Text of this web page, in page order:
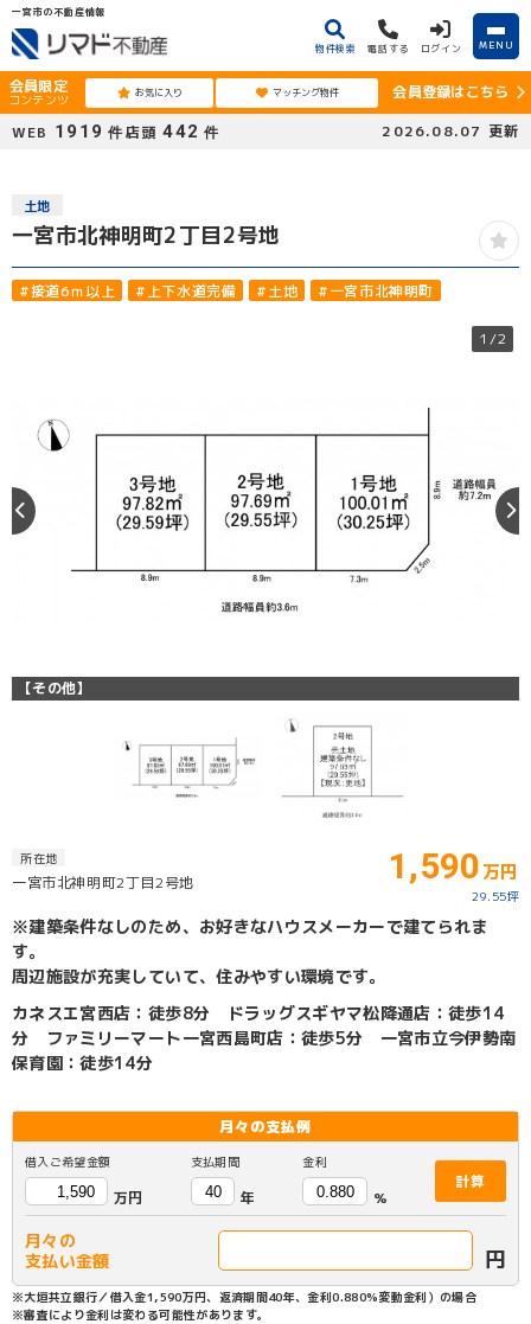
一宮市の不動産情報
物件検索 電話する ログイン MENU
会員限定
コンテンツ お気に入り マッチング物件
会員登録はこちら
WEB 1919 件 店頭 442 件 2026.08.07 更新
土地
一宮市北神明町2丁目2号地
#接道6ｍ以上 #上下水道完備 #土地 #一宮市北神明町
1 /2
【その他】
所在地
一宮市北神明町2丁目2号地 1,590万円
29.55坪
※建築条件なしのため、お好きなハウスメーカーで建てられま
す。
周辺施設が充実していて、住みやすい環境です。
カネスエ宮西店：徒歩8分 ドラッグスギヤマ松降通店：徒歩14
分 ファミリーマート一宮西島町店：徒歩5分 一宮市立今伊勢南
保育園：徒歩14分
月々の支払例
借入ご希望金額
万円
支払期間
年
金利
%
計算
月々の
支払い金額
円
※大垣共立銀行／借入金1,590万円、返済期間40年、金利0.880%変動金利）の場合
※審査により金利は変わる可能性があります。